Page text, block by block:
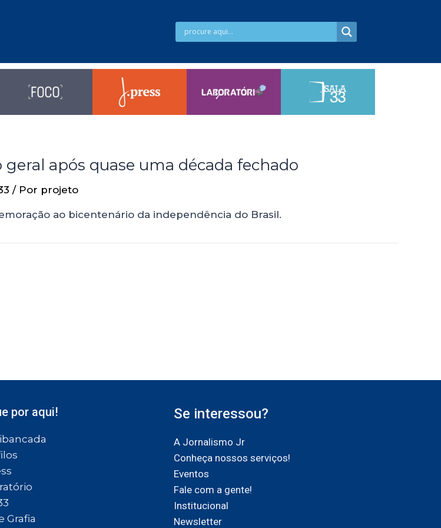
após quase uma década fechado
/ Por projeto
ao bicentenário da independência do Brasil.
por aqui!
Grafia
Se interessou?
A Jornalismo Jr
Conheça nossos serviços!
Eventos
Fale com a gente!
Institucional
Newsletter